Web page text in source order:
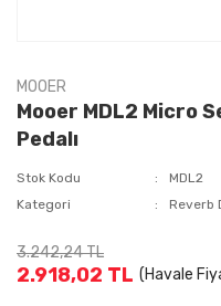
MOOER
Mooer MDL2 Micro
Pedalı
Stok Kodu
MDL2
Kategori
Reverb
3.242,24 TL
2.918,02 TL (Havale